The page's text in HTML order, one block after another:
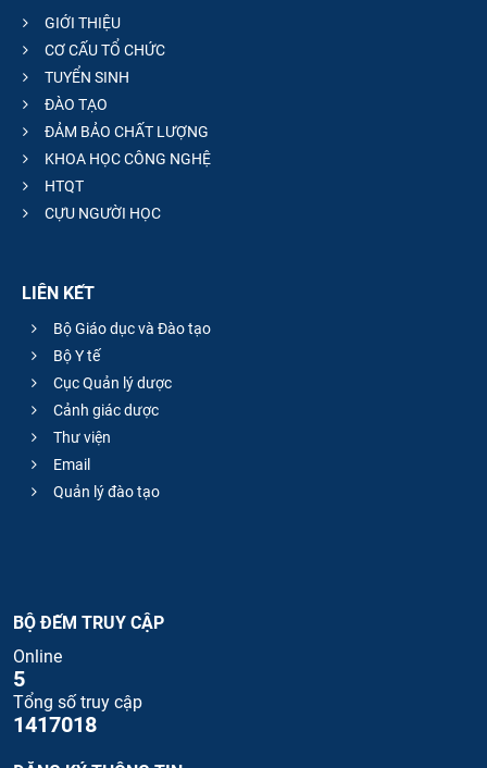
GIỚI THIỆU
CƠ CẤU TỔ CHỨC
TUYỂN SINH
ĐÀO TẠO
ĐẢM BẢO CHẤT LƯỢNG
KHOA HỌC CÔNG NGHỆ
HTQT
CỰU NGƯỜI HỌC
LIÊN KẾT
Bộ Giáo dục và Đào tạo
Bộ Y tế
Cục Quản lý dược
Cảnh giác dược
Thư viện
Email
Quản lý đào tạo
BỘ ĐẾM TRUY CẬP
Online
5
Tổng số truy cập
1417018